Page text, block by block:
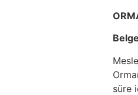
süre